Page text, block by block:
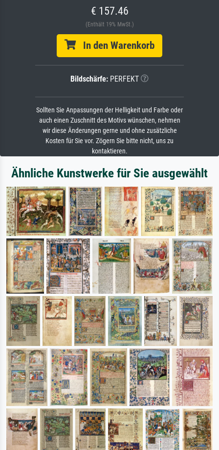
€ 157.46
(Enthält 19% MwSt.)
In den Warenkorb
Bildschärfe: PERFEKT
Sollten Sie Anpassungen der Helligkeit und Farbe oder
auch einen Zuschnitt des Motivs wünschen, nehmen
wir diese Änderungen gerne und ohne zusätzliche
Kosten für Sie vor. Zögern Sie bitte nicht, uns zu
kontaktieren.
Ähnliche Kunstwerke für Sie ausgewählt